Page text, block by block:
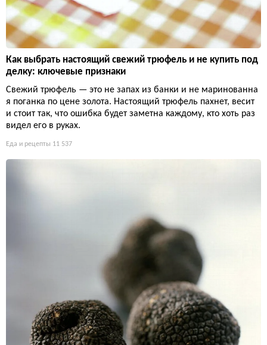
Как выбрать настоящий свежий трюфель и не купить под
делку: ключевые признаки
Свежий трюфель — это не запах из банки и не маринованна
я поганка по цене золота. Настоящий трюфель пахнет, весит
и стоит так, что ошибка будет заметна каждому, кто хоть раз
видел его в руках.
Еда и рецепты 11 537